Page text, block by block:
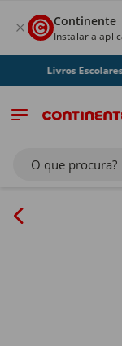
Continente
Instalar a
Livros Escolares!
O que procura?